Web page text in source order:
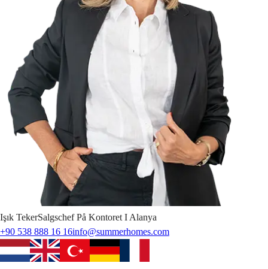
Işık TekerSalgschef På Kontoret I Alanya
+90 538 888 16 16info@summerhomes.com